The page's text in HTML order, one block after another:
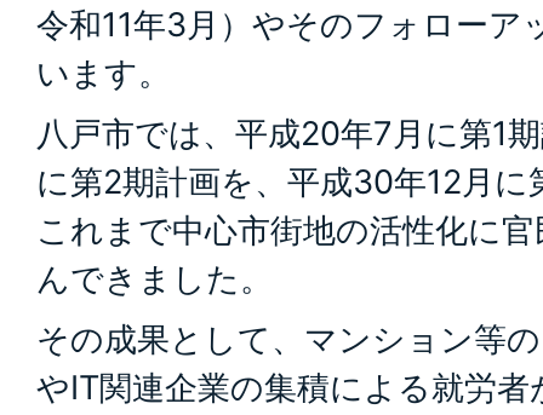
令和11年3月）やそのフォローア
います。
八戸市では、平成20年7月に第1
に第2期計画を、平成30年12月
これまで中心市街地の活性化に
んできました。
その成果として、マンション等
やIT関連企業の集積による就労